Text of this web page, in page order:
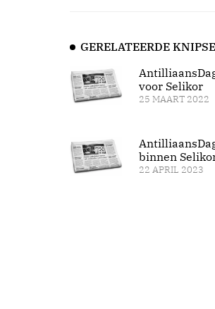
GERELATEERDE
voor Selikor
25 MAART 2022
binnen
22 APRIL 2023